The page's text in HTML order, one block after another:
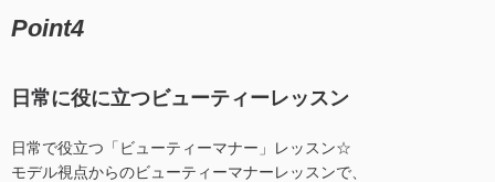
Point4
日常に役に立つビューティーレッスン
日常で役立つ「ビューティーマナー」レッスン☆
モデル視点からのビューティーマナーレッスンで、